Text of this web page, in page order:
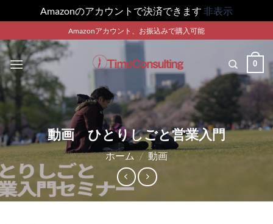
Amazonのアカウントで決済できます 非表示
to
content
Amazonアカウント、お振込みで購入可能
0
動画 ひとりしごと営業入門
ホーム / 動画